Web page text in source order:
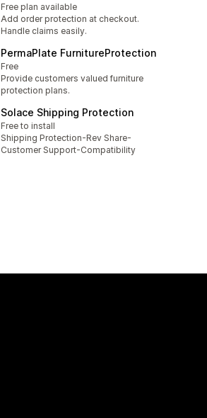
Free plan available
Add order protection at checkout.
Handle claims easily.
PermaPlate FurnitureProtection
Free
Provide customers valued furniture
protection plans.
Solace Shipping Protection
Free to install
Shipping Protection-Rev Share-
Customer Support-Compatibility